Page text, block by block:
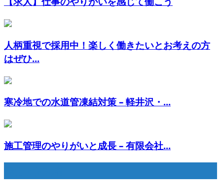
人柄重視で採用中！楽しく働きたいとお考えの方
はぜひ...
寒冷地での水道管凍結対策 – 軽井沢・...
施工管理のやりがいと成長 – 有限会社...